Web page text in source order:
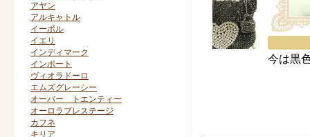
アヤン
アルキャトル
イーボル
イエリ
インディマーク
インポート
ヴィオラドーロ
エムズグレーシー
オーバー トエンティー
オーロラプレステージ
カフネ
キリア
今は黒